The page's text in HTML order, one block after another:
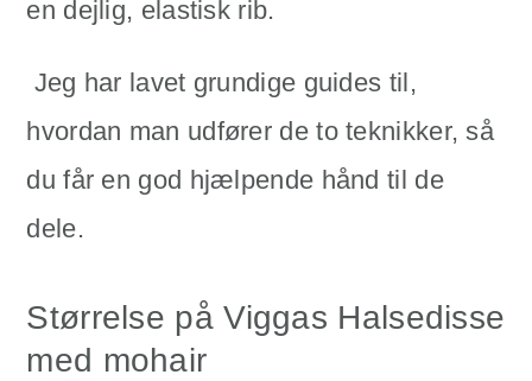
en dejlig, elastisk rib.
Jeg har lavet grundige guides til,
hvordan man udfører de to teknikker, så
du får en god hjælpende hånd til de
dele.
Størrelse på Viggas Halsedisse
med mohair